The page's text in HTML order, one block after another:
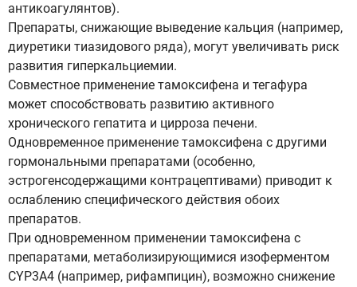
антикоагулянтов).
Препараты, снижающие выведение кальция (например,
диуретики тиазидового ряда), могут увеличивать риск
развития гиперкальциемии.
Совместное применение тамоксифена и тегафура
может способствовать развитию активного
хронического гепатита и цирроза печени.
Одновременное применение тамоксифена с другими
гормональными препаратами (особенно,
эстрогенсодержащими контрацептивами) приводит к
ослаблению специфического действия обоих
препаратов.
При одновременном применении тамоксифена с
препаратами, метаболизирующимися изоферментом
CYP3A4 (например, рифампицин), возможно снижение